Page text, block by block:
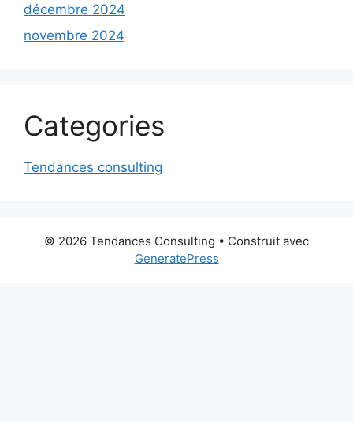
décembre 2024
novembre 2024
Categories
Tendances consulting
© 2026 Tendances Consulting • Construit avec
GeneratePress